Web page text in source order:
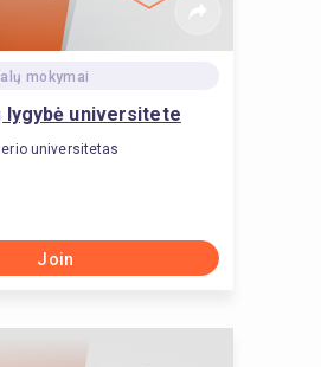
mokymai
lygybė universitete
universitetas
Join